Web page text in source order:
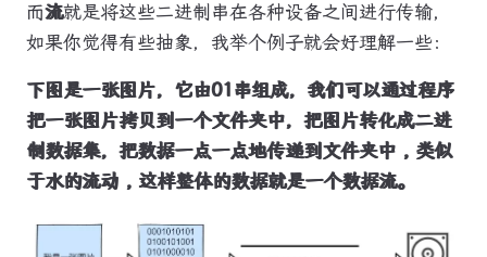
而流就是将这些二进制串在各种设备之间进行传输，
如果你觉得有些抽象，我举个例子就会好理解一些：
下图是一张图片，它由01串组成，我们可以通过程序
把一张图片拷贝到一个文件夹中，把图片转化成二进
制数据集，把数据一点一点地传递到文件夹中 , 类似
于水的流动 , 这样整体的数据就是一个数据流。